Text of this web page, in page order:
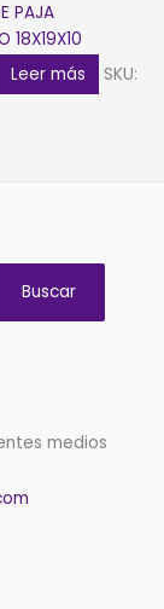
PAJA
18X19X10
Leer más
SKU:
Buscar
medios